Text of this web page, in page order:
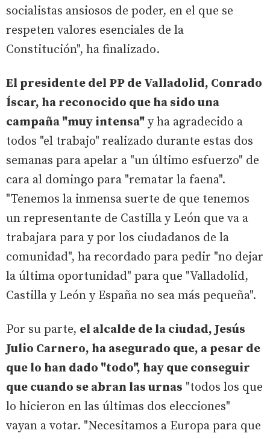
socialistas ansiosos de poder, en el que se
respeten valores esenciales de la
Constitución", ha finalizado.
El presidente del PP de Valladolid, Conrado
Íscar, ha reconocido que ha sido una
campaña "muy intensa" y ha agradecido a
todos "el trabajo" realizado durante estas dos
semanas para apelar a "un último esfuerzo" de
cara al domingo para "rematar la faena".
"Tenemos la inmensa suerte de que tenemos
un representante de Castilla y León que va a
trabajara para y por los ciudadanos de la
comunidad", ha recordado para pedir "no dejar
la última oportunidad" para que "Valladolid,
Castilla y León y España no sea más pequeña".
Por su parte, el alcalde de la ciudad, Jesús
Julio Carnero, ha asegurado que, a pesar de
que lo han dado "todo", hay que conseguir
que cuando se abran las urnas "todos los que
lo hicieron en las últimas dos elecciones"
vayan a votar. "Necesitamos a Europa para que